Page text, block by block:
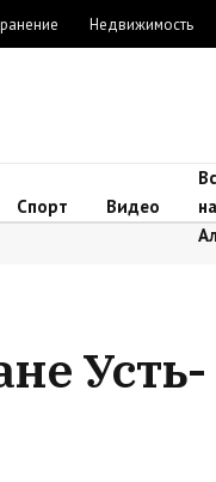
Недвижимость
Спорт Видео
на
Усть-